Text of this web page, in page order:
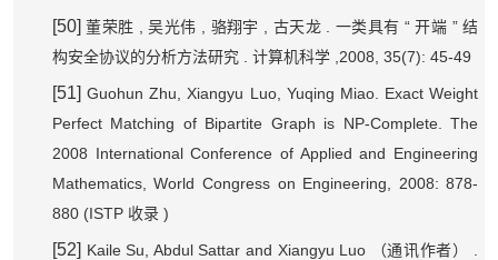
[50]董荣胜 ,吴光伟 骆翔宇 古天龙 一类具有 “开端 ”结
构安全协议的分析方法研究
计算机科学,2008, 35(7): 45-49
[51]Guohun Zhu, Xiangyu Luo, Yuqing Miao. Exact Weight
Perfect Matching of Bipartite Graph is NP-Complete. The
2008 International Conference of Applied and Engineering
Mathematics, World Congress on Engineering, 2008: 878-
880 (ISTP 收录)
[52] Kaile Su, Abdul Sattar and Xiangyu Luo （通讯作者）